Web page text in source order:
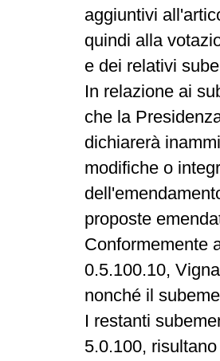
aggiuntivi
quindi alla
e dei relativi
In relazione ai
che la
dichiarerà
modifiche o
proposte
Conformemente
0.5.100.10,
nonché il
I restanti
5.0.100,